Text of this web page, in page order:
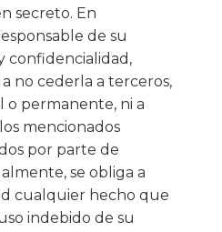
secreto. En
de su
confidencialidad,
no cederla a terceros,
o permanente, ni a
mencionados
por parte de
se obliga a
cualquier hecho que
indebido de su